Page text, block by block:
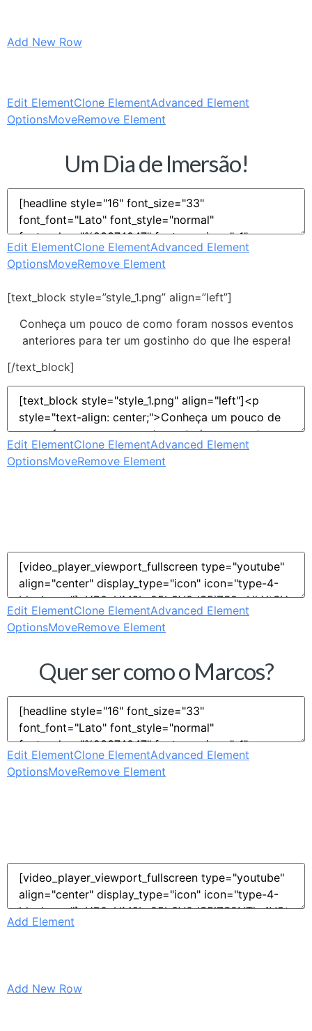
Add New Row
Edit ElementClone ElementAdvanced Element
OptionsMoveRemove Element
Um Dia de Imersão!
Edit ElementClone ElementAdvanced Element
OptionsMoveRemove Element
[text_block style=”style_1.png” align=”left”]
Conheça um pouco de como foram nossos eventos
anteriores para ter um gostinho do que lhe espera!
[/text_block]
Edit ElementClone ElementAdvanced Element
OptionsMoveRemove Element
Edit ElementClone ElementAdvanced Element
OptionsMoveRemove Element
Quer ser como o Marcos?
Edit ElementClone ElementAdvanced Element
OptionsMoveRemove Element
Add Element
Add New Row